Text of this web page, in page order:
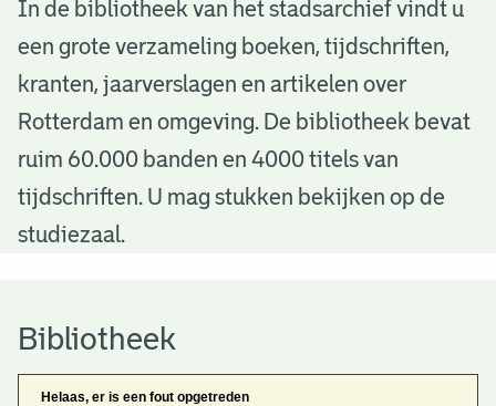
B
b
o
h
e
In de bibliotheek van het stadsarchief vindt u
een grote verzameling boeken, tijdschriften,
kranten, jaarverslagen en artikelen over
Rotterdam en omgeving. De bibliotheek bevat
ruim 60.000 banden en 4000 titels van
tijdschriften. U mag stukken bekijken op de
studiezaal.
Bibliotheek
Helaas, er is een fout opgetreden